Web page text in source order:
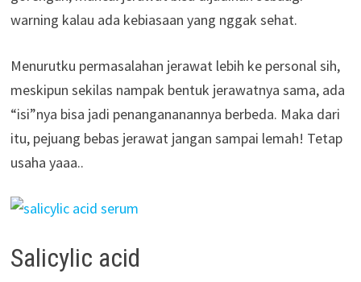
warning kalau ada kebiasaan yang nggak sehat.
Menurutku permasalahan jerawat lebih ke personal sih,
meskipun sekilas nampak bentuk jerawatnya sama, ada
“isi”nya bisa jadi penangananannya berbeda. Maka dari
itu, pejuang bebas jerawat jangan sampai lemah! Tetap
usaha yaaa..
Salicylic acid